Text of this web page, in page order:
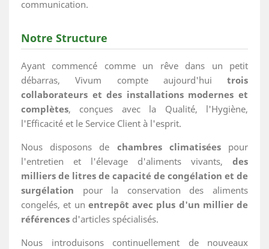
communication.
Notre Structure
Ayant commencé comme un rêve dans un petit
débarras, Vivum compte aujourd'hui trois
collaborateurs et des installations modernes et
complètes, conçues avec la Qualité, l'Hygiène,
l'Efficacité et le Service Client à l'esprit.
Nous disposons de chambres climatiséespour
l'entretien et l'élevage d'aliments vivants, des
milliers de litres de capacité de congélation et de
surgélation pour la conservation des aliments
congelés, et un entrepôt avec plus d'un millier de
références d'articles spécialisés.
Nous introduisons continuellement de nouveaux